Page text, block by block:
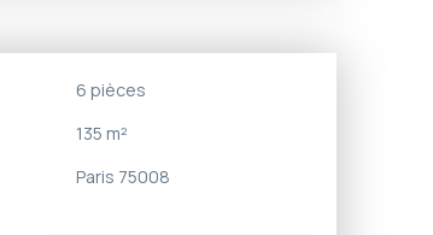
6 pièces
135 m²
Paris 75008